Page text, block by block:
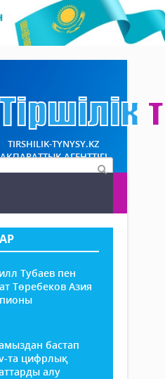
TIRSHILIK-TYNYSY.KZ
АҚПАРАТТЫҚ АГЕНТТІГІ
Тубаев пен
Төребеков Азия
бастап
та цифрлық
алу